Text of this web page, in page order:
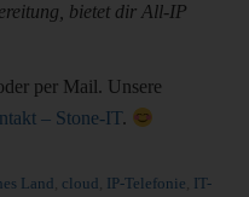
bietet dir All-IP
per Mail. Unsere
– Stone-IT.
Land cloud IP-Telefonie IT-